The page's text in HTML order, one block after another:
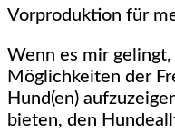
Vorproduktion für
Wenn es mir
Möglichkeiten der
Hund(en)
bieten, den